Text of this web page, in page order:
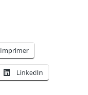
Imprimer
LinkedIn